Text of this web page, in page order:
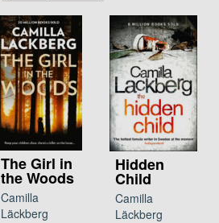
The Girl in
the Woods
Camilla
Läckberg
Hidden
Child
Camilla
Läckberg